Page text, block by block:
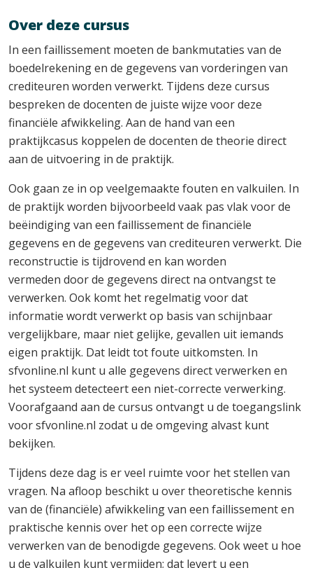
Over deze cursus
In een faillissement moeten de bankmutaties van de
boedelrekening en de gegevens van vorderingen van
crediteuren worden verwerkt. Tijdens deze cursus
bespreken de docenten de juiste wijze voor deze
financiële afwikkeling. Aan de hand van een
praktijkcasus koppelen de docenten de theorie direct
aan de uitvoering in de praktijk.
Ook gaan ze in op veelgemaakte fouten en valkuilen. In
de praktijk worden bijvoorbeeld vaak pas vlak voor de
beëindiging van een faillissement de financiële
gegevens en de gegevens van crediteuren verwerkt. Die
reconstructie is tijdrovend en kan worden
vermeden door de gegevens direct na ontvangst te
verwerken. Ook komt het regelmatig voor dat
informatie wordt verwerkt op basis van schijnbaar
vergelijkbare, maar niet gelijke, gevallen uit iemands
eigen praktijk. Dat leidt tot foute uitkomsten. In
sfvonline.nl kunt u alle gegevens direct verwerken en
het systeem detecteert een niet-correcte verwerking.
Voorafgaand aan de cursus ontvangt u de toegangslink
voor sfvonline.nl zodat u de omgeving alvast kunt
bekijken.
Tijdens deze dag is er veel ruimte voor het stellen van
vragen. Na afloop beschikt u over theoretische kennis
van de (financiële) afwikkeling van een faillissement en
praktische kennis over het op een correcte wijze
verwerken van de benodigde gegevens. Ook weet u hoe
u de valkuilen kunt vermijden; dat levert u een